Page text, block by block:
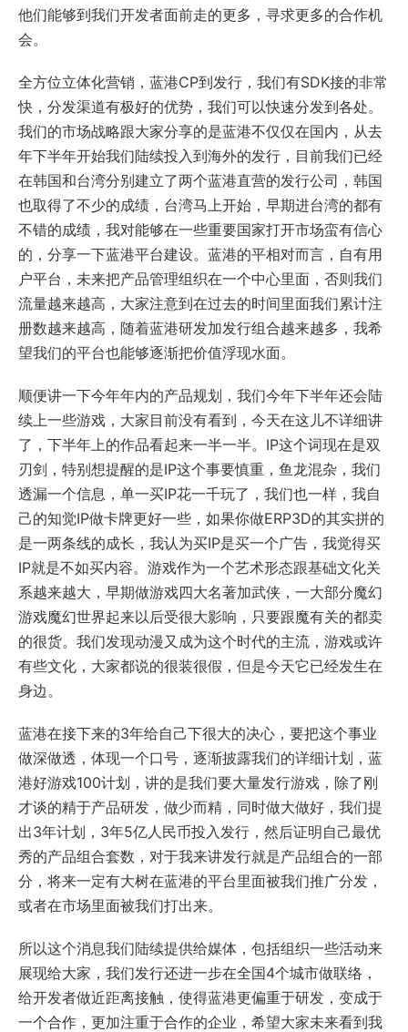
他们能够到我们开发者面前走的更多，寻求更多的合作机
会。
全方位立体化营销，蓝港CP到发行，我们有SDK接的非常
快，分发渠道有极好的优势，我们可以快速分发到各处。
我们的市场战略跟大家分享的是蓝港不仅仅在国内，从去
年下半年开始我们陆续投入到海外的发行，目前我们已经
在韩国和台湾分别建立了两个蓝港直营的发行公司，韩国
也取得了不少的成绩，台湾马上开始，早期进台湾的都有
不错的成绩，我对能够在一些重要国家打开市场蛮有信心
的，分享一下蓝港平台建设。蓝港的平相对而言，自有用
户平台，未来把产品管理组织在一个中心里面，否则我们
流量越来越高，大家注意到在过去的时间里面我们累计注
册数越来越高，随着蓝港研发加发行组合越来越多，我希
望我们的平台也能够逐渐把价值浮现水面。
顺便讲一下今年年内的产品规划，我们今年下半年还会陆
续上一些游戏，大家目前没有看到，今天在这儿不详细讲
了，下半年上的作品看起来一半一半。IP这个词现在是双
刃剑，特别想提醒的是IP这个事要慎重，鱼龙混杂，我们
透漏一个信息，单一买IP花一千玩了，我们也一样，我自
己的知觉IP做卡牌更好一些，如果你做ERP3D的其实拼的
是一两条线的成长，我认为买IP是买一个广告，我觉得买
IP就是不如买内容。游戏作为一个艺术形态跟基础文化关
系越来越大，早期做游戏四大名著加武侠，一大部分魔幻
游戏魔幻世界起来以后受很大影响，只要跟魔有关的都卖
的很货。我们发现动漫又成为这个时代的主流，游戏或许
有些文化，大家都说的很装很假，但是今天它已经发生在
身边。
蓝港在接下来的3年给自己下很大的决心，要把这个事业
做深做透，体现一个口号，逐渐披露我们的详细计划，蓝
港好游戏100计划，讲的是我们要大量发行游戏，除了刚
才谈的精于产品研发，做少而精，同时做大做好，我们提
出3年计划，3年5亿人民币投入发行，然后证明自己最优
秀的产品组合套数，对于我来讲发行就是产品组合的一部
分，将来一定有大树在蓝港的平台里面被我们推广分发，
或者在市场里面被我们打出来。
所以这个消息我们陆续提供给媒体，包括组织一些活动来
展现给大家，我们发行还进一步在全国4个城市做联络，
给开发者做近距离接触，使得蓝港更偏重于研发，变成于
一个合作，更加注重于合作的企业，希望大家未来看到我